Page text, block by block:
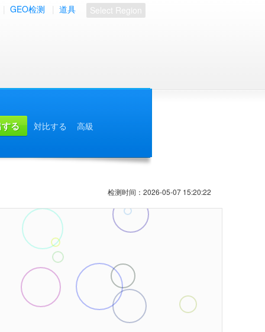
GEO检测 道具 Select Region
対比する
高級
检测时间：2026-05-07 15:20:22